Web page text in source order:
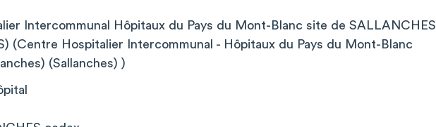
Intercommunal Hôpitaux du Pays du Mont-Blanc site de SALLANCHES
(Centre Hospitalier Intercommunal - Hôpitaux du Pays du Mont-Blanc
(Sallanches) )